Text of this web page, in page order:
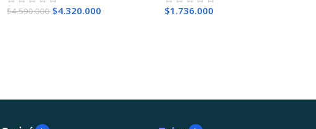
$4.590.000 $4.320.000 $1.736.000